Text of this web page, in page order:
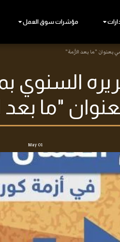
مؤشرات سوق العمل
بعنوان "ما بعد الأزمة"
السنوي
"ما بعد
01
May